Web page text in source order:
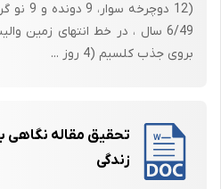
پیشینه پژوهش :
بروی جذب کلسیم (4 روز ...
تحقیق مقاله نگاهی
زندگی